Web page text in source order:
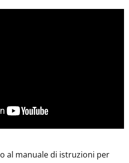
al manuale di istruzioni per